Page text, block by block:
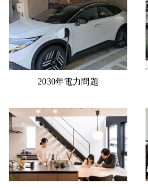
2030年電力問題